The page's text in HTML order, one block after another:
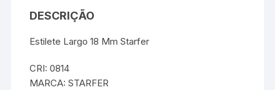
DESCRIÇÃO
Estilete Largo 18 Mm Starfer
CRI: 0814
MARCA: STARFER